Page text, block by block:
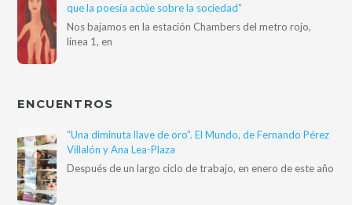
que la poesía actúe sobre la sociedad”
Nos bajamos en la estación Chambers del metro rojo,
línea 1, en
ENCUENTROS
“Una diminuta llave de oro”. El Mundo, de Fernando Pérez
Villalón y Ana Lea-Plaza
Después de un largo ciclo de trabajo, en enero de este año